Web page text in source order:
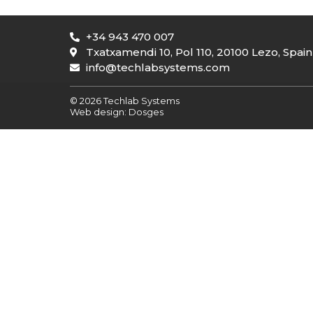
+34 943 470 007
Txatxamendi 10, Pol 110, 20100 Lezo, Spain
info@techlabsystems.com
© 2026 Techlab Systems
Web design: Dosges